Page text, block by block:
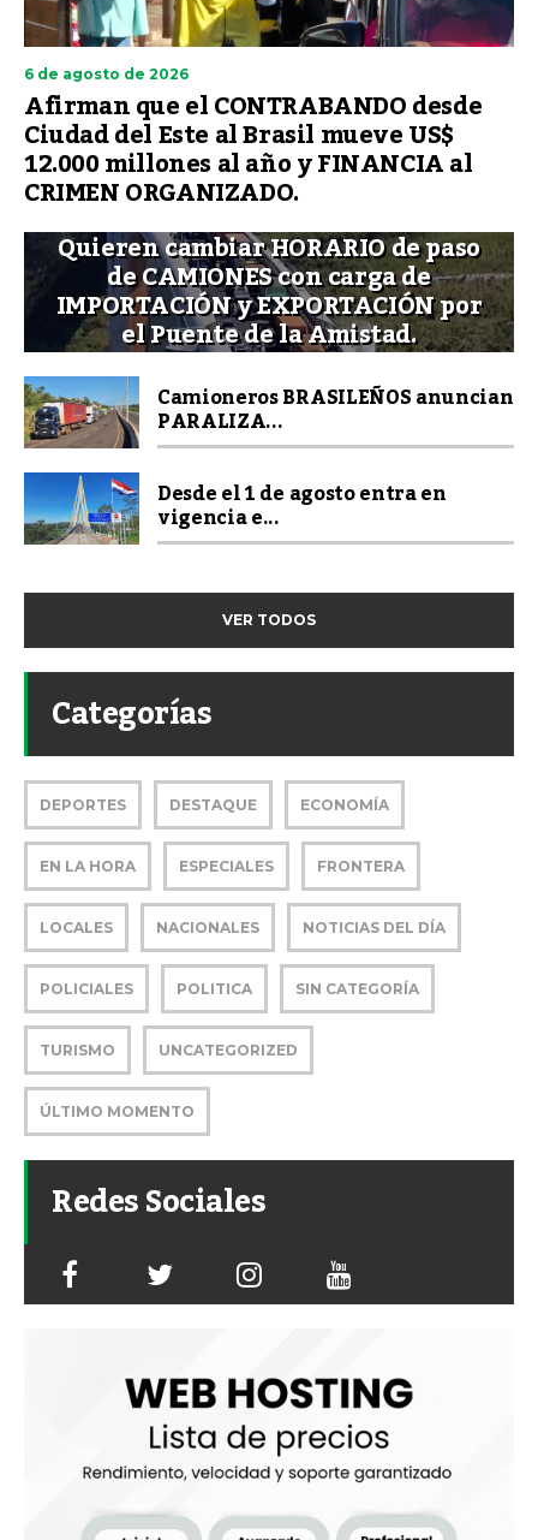
6 de agosto de 2026
Afirman que el CONTRABANDO desde
Ciudad del Este al Brasil mueve US$
12.000 millones al año y FINANCIA al
CRIMEN ORGANIZADO.
Quieren cambiar HORARIO de paso
de CAMIONES con carga de
IMPORTACIÓN y EXPORTACIÓN por
el Puente de la Amistad.
Camioneros BRASILEÑOS anuncian
PARALIZA...
Desde el 1 de agosto entra en
vigencia e...
VER TODOS
Categorías
DEPORTES DESTAQUE ECONOMÍA
EN LA HORA ESPECIALES FRONTERA
LOCALES NACIONALES NOTICIAS DEL DÍA
POLICIALES POLITICA SIN CATEGORÍA
TURISMO UNCATEGORIZED
ÚLTIMO MOMENTO
Redes Sociales